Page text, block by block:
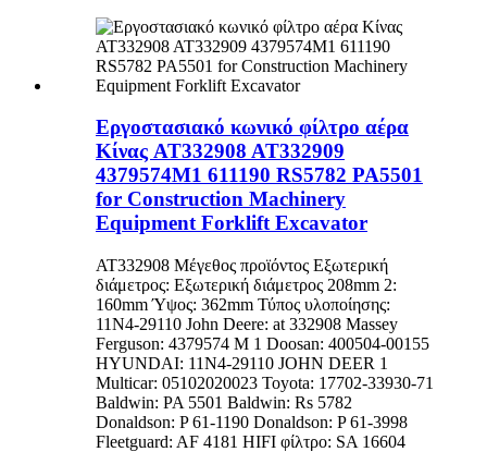
Εργοστασιακό κωνικό φίλτρο αέρα
Κίνας AT332908 AT332909
4379574M1 611190 RS5782 PA5501
for Construction Machinery
Equipment Forklift Excavator
AT332908 Μέγεθος προϊόντος Εξωτερική
διάμετρος: Εξωτερική διάμετρος 208mm 2:
160mm Ύψος: 362mm Τύπος υλοποίησης:
11N4-29110 John Deere: at 332908 Massey
Ferguson: 4379574 M 1 Doosan: 400504-00155
HYUNDAI: 11N4-29110 JOHN DEER 1
Multicar: 05102020023 Toyota: 17702-33930-71
Baldwin: PA 5501 Baldwin: Rs 5782
Donaldson: P 61-1190 Donaldson: P 61-3998
Fleetguard: AF 4181 HIFI φίλτρο: SA 16604